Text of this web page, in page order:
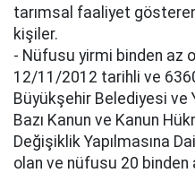
tarımsal faaliyet
kişiler.
- Nüfusu yirmi binden az
12/11/2012 tarihli ve
Büyükşehir Belediyesi ve
Bazı Kanun ve Kanun
Değişiklik Yapılmasına
olan ve nüfusu 20 binden